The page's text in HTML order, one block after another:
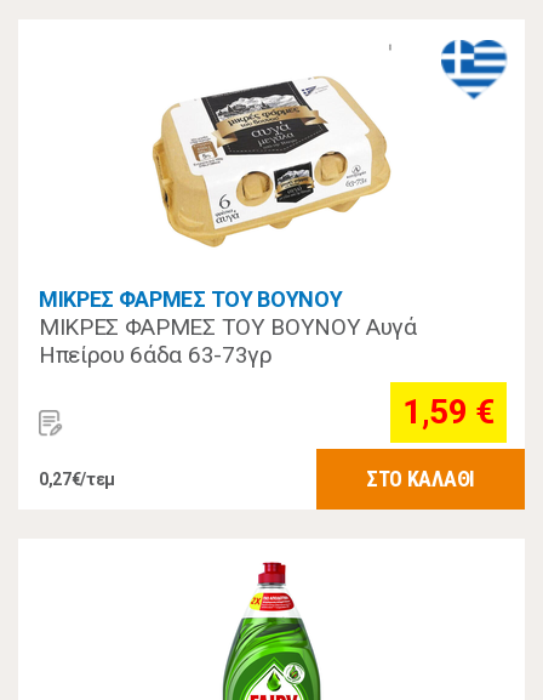
ΜΙΚΡΕΣ ΦΑΡΜΕΣ ΤΟΥ ΒΟΥΝΟΥ
ΜΙΚΡΕΣ ΦΑΡΜΕΣ ΤΟΥ ΒΟΥΝΟΥ Αυγά
Ηπείρου 6άδα 63-73γρ
1,59 €
0,27€/τεμ ΣΤΟ ΚΑΛΑΘΙ